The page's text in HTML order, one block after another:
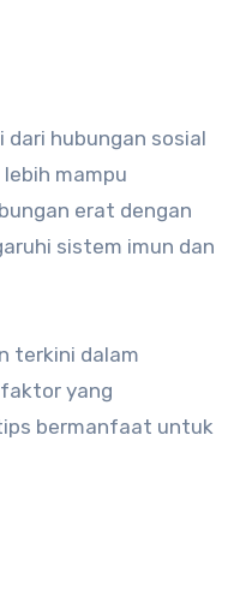
hubungan sosial
mampu
erat dengan
sistem imun dan
terkini dalam
yang
bermanfaat untuk